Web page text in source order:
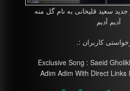
جدید سعید قلیخانی به نام گل منه
آدیم آدیم
کاربران :.
Exclusive Song : Saeid
Adim Adim With Direct Links